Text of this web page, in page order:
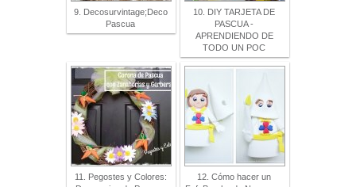
9. Decosurvintage;Deco
Pascua
10. DIY TARJETA DE
PASCUA -
APRENDIENDO DE
TODO UN POC
11. Pegostes y Colores:
12. Cómo hacer un